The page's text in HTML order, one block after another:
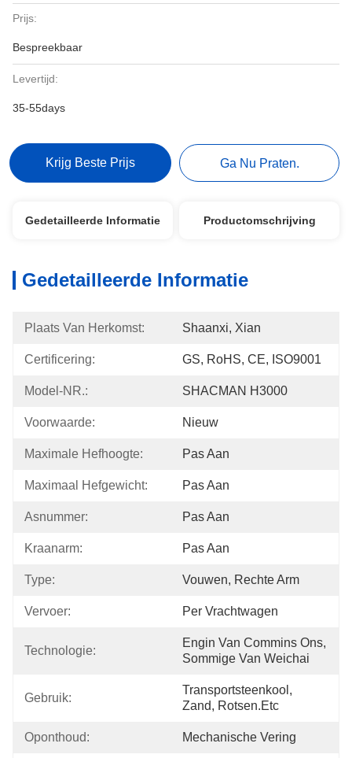
Prijs:
Bespreekbaar
Levertijd:
35-55days
Krijg Beste Prijs Ga Nu Praten.
Gedetailleerde Informatie Productomschrijving
Gedetailleerde Informatie
Plaats Van Herkomst: Shaanxi, Xian
Certificering: GS, RoHS, CE, ISO9001
Model-NR.: SHACMAN H3000
Voorwaarde: Nieuw
Maximale Hefhoogte: Pas Aan
Maximaal Hefgewicht: Pas Aan
Asnummer: Pas Aan
Kraanarm: Pas Aan
Type: Vouwen, Rechte Arm
Vervoer: Per Vrachtwagen
Technologie:
Engin Van Commins Ons,
Sommige Van Weichai
Gebruik:
Transportsteenkool,
Zand, Rotsen.etc
Oponthoud: Mechanische Vering